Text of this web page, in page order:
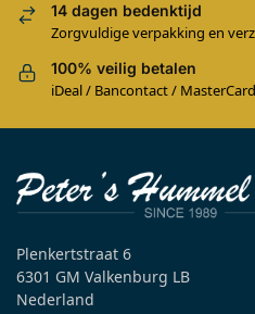
14 dagen bedenktijd
Zorgvuldige verpakking en
100% veilig betalen
iDeal / Bancontact /
Plenkertstraat 6
6301 GM Valkenburg LB
Nederland